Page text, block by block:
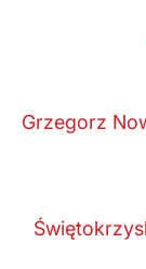
Grzegorz